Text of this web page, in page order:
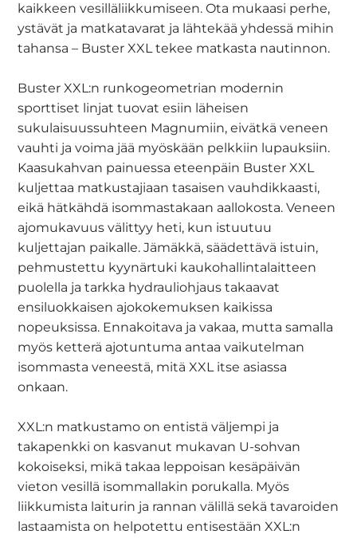
kaikkeen vesilläliikkumiseen. Ota mukaasi perhe,
ystävät ja matkatavarat ja lähtekää yhdessä mihin
tahansa – Buster XXL tekee matkasta nautinnon.
Buster XXL:n runkogeometrian modernin
sporttiset linjat tuovat esiin läheisen
sukulaisuussuhteen Magnumiin, eivätkä veneen
vauhti ja voima jää myöskään pelkkiin lupauksiin.
Kaasukahvan painuessa eteenpäin Buster XXL
kuljettaa matkustajiaan tasaisen vauhdikkaasti,
eikä hätkähdä isommastakaan aallokosta. Veneen
ajomukavuus välittyy heti, kun istuutuu
kuljettajan paikalle. Jämäkkä, säädettävä istuin,
pehmustettu kyynärtuki kaukohallintalaitteen
puolella ja tarkka hydrauliohjaus takaavat
ensiluokkaisen ajokokemuksen kaikissa
nopeuksissa. Ennakoitava ja vakaa, mutta samalla
myös ketterä ajotuntuma antaa vaikutelman
isommasta veneestä, mitä XXL itse asiassa
onkaan.
XXL:n matkustamo on entistä väljempi ja
takapenkki on kasvanut mukavan U-sohvan
kokoiseksi, mikä takaa leppoisan kesäpäivän
vieton vesillä isommallakin porukalla. Myös
liikkumista laiturin ja rannan välillä sekä tavaroiden
lastaamista on helpotettu entisestään XXL:n